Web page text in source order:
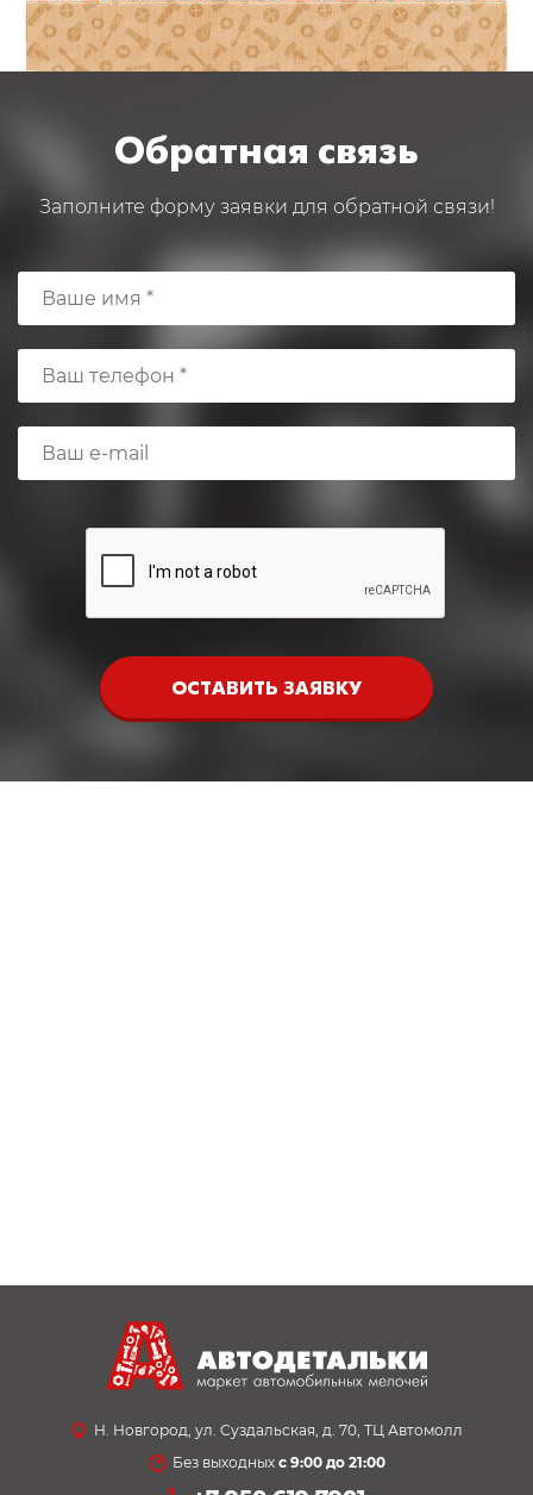
Обратная связь
Заполните форму заявки для обратной связи!
ОСТАВИТЬ ЗАЯВКУ
Н. Новгород, ул. Суздальская, д. 70, ТЦ Автомолл
Без выходных с 9:00 до 21:00